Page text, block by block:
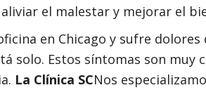
el malestar y mejorar el
en Chicago y sufre
solo. Estos síntomas son
La Clínica SCNos